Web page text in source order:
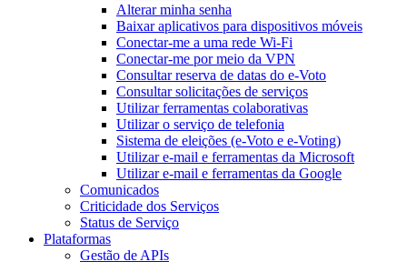
Alterar minha senha
Baixar aplicativos para dispositivos móveis
Conectar-me a uma rede Wi-Fi
Conectar-me por meio da VPN
Consultar reserva de datas do e-Voto
Consultar solicitações de serviços
Utilizar ferramentas colaborativas
Utilizar o serviço de telefonia
Sistema de eleições (e-Voto e e-Voting)
Utilizar e-mail e ferramentas da Microsoft
Utilizar e-mail e ferramentas da Google
Comunicados
Criticidade dos Serviços
Status de Serviço
Plataformas
Gestão de APIs